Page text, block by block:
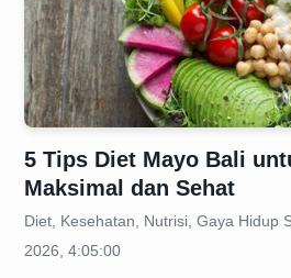
5 Tips Diet Mayo Bali
Maksimal dan Sehat
Diet, Kesehatan, Nutrisi, Gaya Hidup
2026, 4:05:00